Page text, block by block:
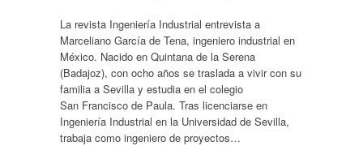
La revista Ingeniería Industrial entrevista a
Marceliano García de Tena, ingeniero industrial en
México. Nacido en Quintana de la Serena
(Badajoz), con ocho años se traslada a vivir con su
familia a Sevilla y estudia en el colegio
San Francisco de Paula. Tras licenciarse en
Ingeniería Industrial en la Universidad de Sevilla,
trabaja como ingeniero de proyectos…